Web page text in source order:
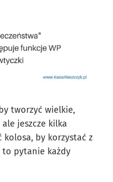
tworzyć wielkie,
jeszcze kilka
kolosa, by korzystać z
to pytanie każdy